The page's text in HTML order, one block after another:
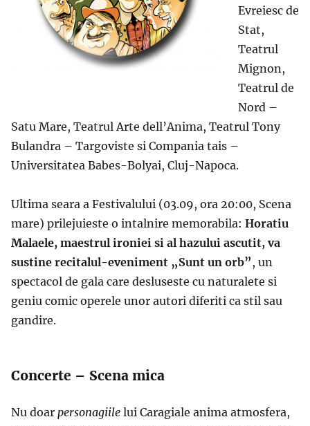
Evreiesc de
Stat,
Teatrul
Mignon,
Teatrul de
Nord –
Satu Mare, Teatrul Arte dell’Anima, Teatrul Tony
Bulandra – Targoviste si Compania tais –
Universitatea Babes-Bolyai, Cluj-Napoca.
Ultima seara a Festivalului (03.09, ora 20:00, Scena
mare) prilejuieste o intalnire memorabila: Horatiu
Malaele, maestrul ironiei si al hazului ascutit, va
sustine recitalul-eveniment „Sunt un orb” , un
spectacol de gala care desluseste cu naturalete si
geniu comic operele unor autori diferiti ca stil sau
gandire.
Concerte – Scena mica
Nu doar personagiile lui Caragiale anima atmosfera,